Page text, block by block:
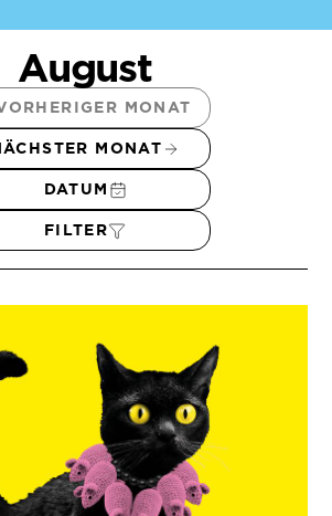
August
MONAT
MONAT
DATUM
FILTER